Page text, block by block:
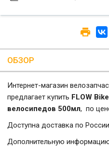
ОБЗОР
Интернет-магазин
предлагает купить FLOW
велосипедов 500мл, по
Доступна доставка по
Дополнительную